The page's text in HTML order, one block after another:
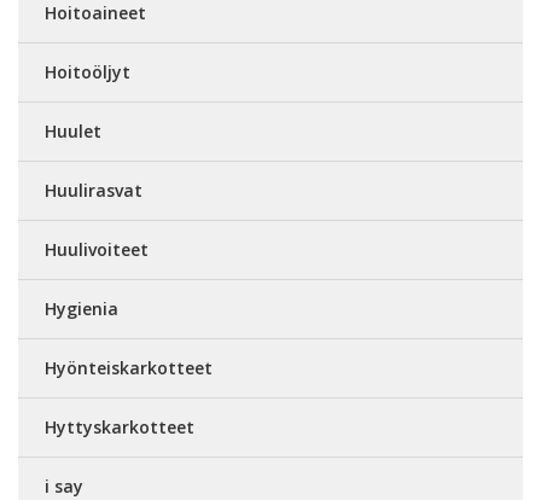
Hoitoaineet
Hoitoöljyt
Huulet
Huulirasvat
Huulivoiteet
Hygienia
Hyönteiskarkotteet
Hyttyskarkotteet
i say